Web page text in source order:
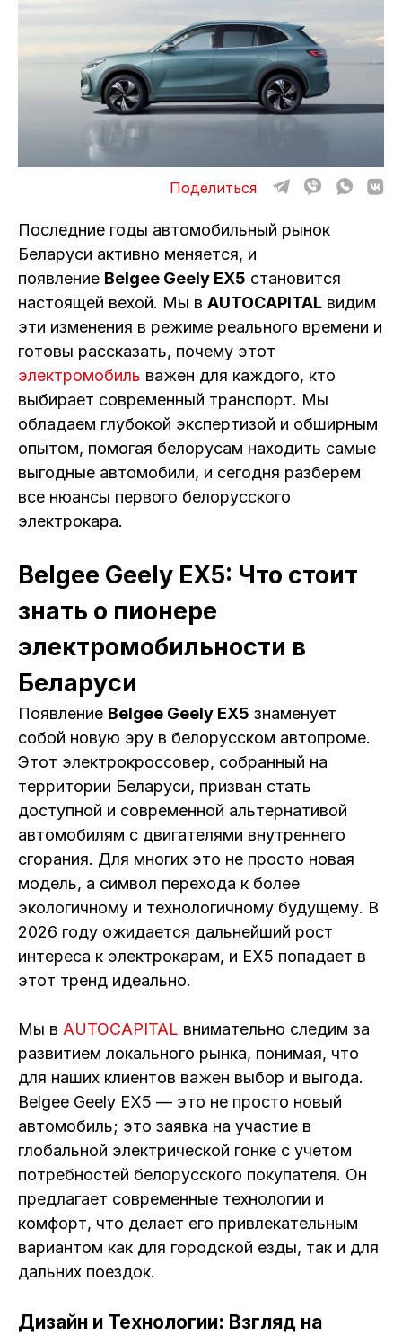
О КОМПАНИИ
КОНТАКТЫ
Поделиться
Последние годы автомобильный рынок
Беларуси активно меняется, и
появление Belgee Geely EX5 становится
настоящей вехой. Мы в AUTOCAPITAL видим
эти изменения в режиме реального времени и
готовы рассказать, почему этот
электромобиль важен для каждого, кто
выбирает современный транспорт. Мы
обладаем глубокой экспертизой и обширным
опытом, помогая белорусам находить самые
выгодные автомобили, и сегодня разберем
все нюансы первого белорусского
электрокара.
Belgee Geely EX5: Что стоит
знать о пионере
электромобильности в
Беларуси
Появление Belgee Geely EX5 знаменует
собой новую эру в белорусском автопроме.
Этот электрокроссовер, собранный на
территории Беларуси, призван стать
доступной и современной альтернативой
автомобилям с двигателями внутреннего
сгорания. Для многих это не просто новая
модель, а символ перехода к более
экологичному и технологичному будущему. В
2026 году ожидается дальнейший рост
интереса к электрокарам, и EX5 попадает в
этот тренд идеально.
Мы в AUTOCAPITAL внимательно следим за
развитием локального рынка, понимая, что
для наших клиентов важен выбор и выгода.
Belgee Geely EX5 — это не просто новый
автомобиль; это заявка на участие в
глобальной электрической гонке с учетом
потребностей белорусского покупателя. Он
предлагает современные технологии и
комфорт, что делает его привлекательным
вариантом как для городской езды, так и для
дальних поездок.
Дизайн и Технологии: Взгляд на